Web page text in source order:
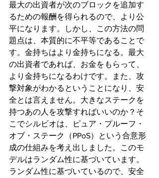
最大の出資者が次のブロックを追加す
るための報酬を得られるので、より公
平になります。しかし、この方法の問
題点は、本質的に不平等であることで
す。金持ちはより金持ちになる。最大
の出資者であれば、お金をもらって、
より金持ちになるわけです。また、攻
撃対象がわかるということになり、安
全とは言えません。大きなステークを
持つあの人を攻撃すればいいのか？そ
こでシルビオは、ピュア・プルーフ・
オブ・ステーク（PPoS）という合意形
成の仕組みを考え出しました。このモ
デルはランダム性に基づいています。
ランダム性に基づいているので、安全